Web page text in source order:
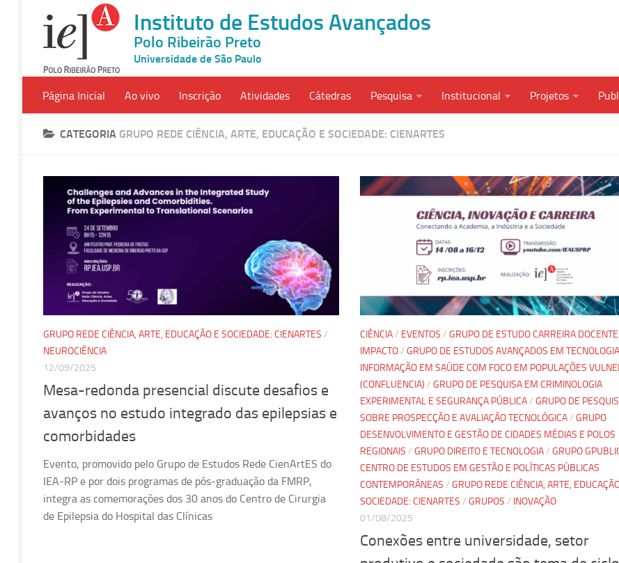
Instituto de Estudos Avançados
Polo Ribeirão Preto
Universidade de São Paulo
Página Inicial Ao vivo Inscrição Atividades Cátedras Pesquisa Institucional Projetos
CATEGORIA GRUPO REDE CIÊNCIA, ARTE, EDUCAÇÃO E SOCIEDADE: CIENARTES
GRUPO REDE CIÊNCIA, ARTE, EDUCAÇÃO E SOCIEDADE: CIENARTES /
NEUROCIÊNCIA
12/09/2025
Mesa-redonda presencial discute desafios e
avanços no estudo integrado das epilepsias e
comorbidades
Evento, promovido pelo Grupo de Estudos Rede CienArtES do
IEA-RP e por dois programas de pós-graduação da FMRP,
integra as comemorações dos 30 anos do Centro de Cirurgia
de Epilepsia do Hospital das Clínicas
CIÊNCIA/ EVENTOS / GRUPO DE ESTUDO CARREIRA
IMPACTO/ GRUPO DE ESTUDOS AVANÇADOS EM
INFORMAÇÃO EM SAÚDE COM FOCO EM POPULAÇÕES
(CONFLUENCIA) / GRUPO DE PESQUISA EM CRIMINOLOGIA
EXPERIMENTAL E SEGURANÇA PÚBLICA/ GRUPO DE
SOBRE PROSPECÇÃO E AVALIAÇÃO TECNOLÓGICA/ GRUPO
DESENVOLVIMENTO E GESTÃO DE CIDADES MÉDIAS E POLOS
REGIONAIS / GRUPO DIREITO E TECNOLOGIA/ GRUPO
CENTRO DE ESTUDOS EM GESTÃO E POLÍTICAS PÚBLICAS
CONTEMPORÂNEAS / GRUPO REDE CIÊNCIA, ARTE,
SOCIEDADE: CIENARTES / GRUPOS / INOVAÇÃO
01/08/2025
Conexões entre universidade, setor